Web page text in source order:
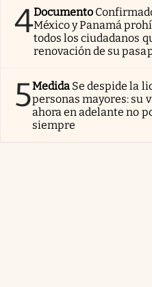
4Documento
México y Panamá
todos los ciudadanos
renovación de su
5Medida Se despide la
personas mayores: su
ahora en adelante no
siempre